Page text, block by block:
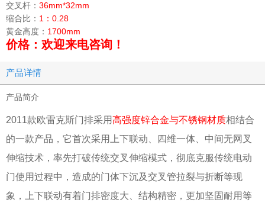
交叉杆： 36mm*32mm
缩合比： 1：0.28
黄金高度： 1700mm
价格：欢迎来电咨询！
产品详情
产品简介
2011款欧雷克斯门排采用高强度锌合金与不锈钢材质相结合
的一款产品，它首次采用上下联动、四维一体、中间无网叉
伸缩技术，率先打破传统交叉伸缩模式，彻底克服传统电动
门使用过程中，造成的门体下沉及交叉管拉裂与折断等现
象，上下联动有着门排密度大、结构精密，更加坚固耐用等